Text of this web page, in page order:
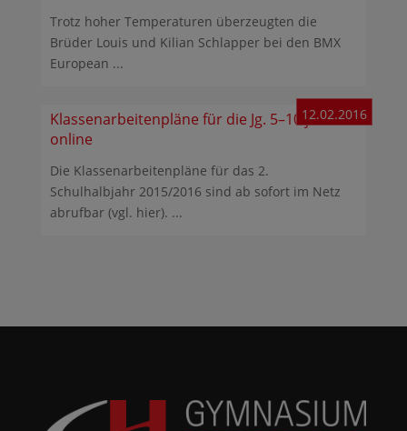
Trotz hoher Temperaturen überzeugten die
Brüder Louis und Kilian Schlapper bei den BMX
European ...
Klassenarbeitenpläne für die Jg. 5–10 jetzt
online
12.02.2016
Die Klassenarbeitenpläne für das 2.
Schulhalbjahr 2015/2016 sind ab sofort im Netz
abrufbar (vgl. hier). ...